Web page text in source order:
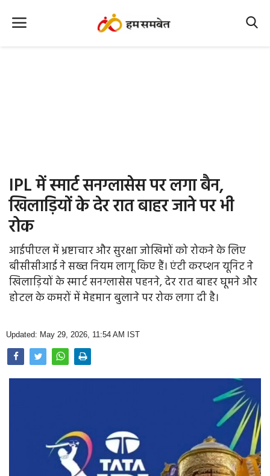
Office Office
Political Gossips
Farm & Food
Opinion
Photo Gallery
Home
IPL में स्मार्ट सनग्लासेस पर लगा बैन,
खिलाड़ियों के देर रात बाहर जाने पर भी
रोक
आईपीएल में भ्रष्टाचार और सुरक्षा जोखिमों को रोकने के लिए
बीसीसीआई ने सख्त नियम लागू किए हैं। एंटी करप्शन यूनिट ने
खिलाड़ियों के स्मार्ट सनग्लासेस पहनने, देर रात बाहर घूमने और
होटल के कमरों में मेहमान बुलाने पर रोक लगा दी है।
Updated: May 29, 2026, 11:54 AM IST